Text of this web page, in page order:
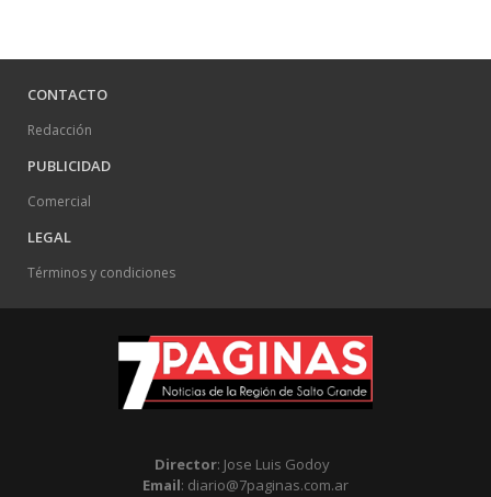
CONTACTO
Redacción
PUBLICIDAD
Comercial
LEGAL
Términos y condiciones
Director: Jose Luis Godoy
Email: diario@7paginas.com.ar